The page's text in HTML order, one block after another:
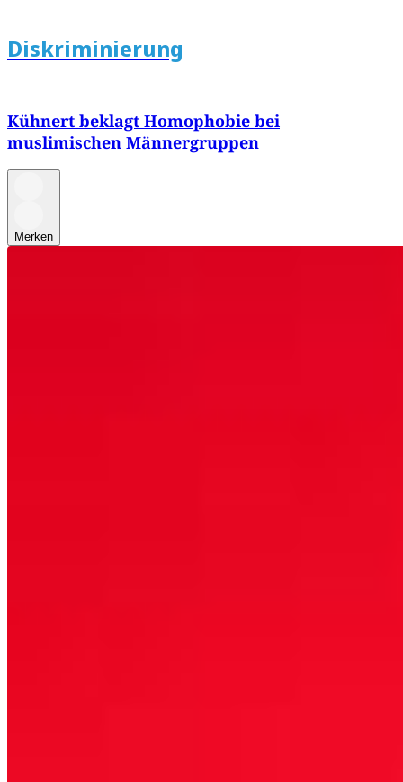
Diskriminierung
Kühnert beklagt Homophobie bei
muslimischen Männergruppen
Merken